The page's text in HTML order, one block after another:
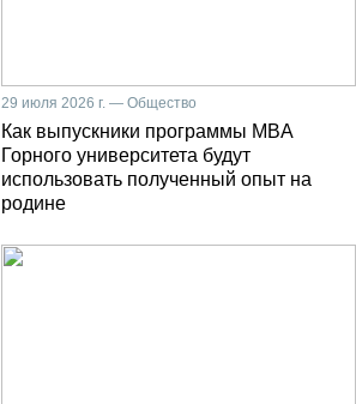
29 июля 2026 г. — Общество
Как выпускники программы MBA
Горного университета будут
использовать полученный опыт на
родине